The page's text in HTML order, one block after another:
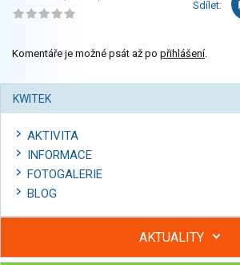
Sdílet:
Komentáře je možné psát až po přihlášení.
KWITEK
AKTIVITA
INFORMACE
FOTOGALERIE
BLOG
AKTUALITY